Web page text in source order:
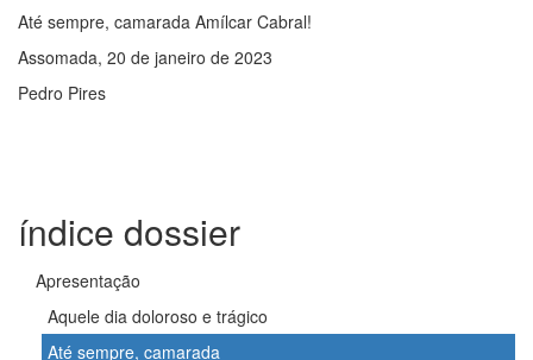
Até sempre, camarada Amílcar Cabral!
Assomada, 20 de janeiro de 2023
Pedro Pires
índice dossier
Apresentação
Aquele dia doloroso e trágico
Até sempre, camarada